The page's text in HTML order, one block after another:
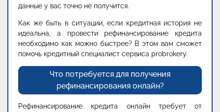
данные у вас точно не получится.
Как же быть в ситуации, если кредитная история не
идеальна, а провести рефинансирование кредита
необходимо как можно быстрее? В этом вам сможет
помочь кредитный специалист сервиса probrokery.
Что потребуется для получения
рефинансирования онлайн?
Рефинансирование кредита онлайн требует от